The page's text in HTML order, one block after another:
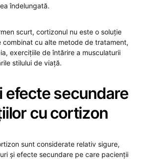
îndelungată.
scurt, cortizonul nu este o soluție
combinat cu alte metode de tratament,
exercițiile de întărire a musculaturii
stilului de viață.
efecte secundare
cu cortizon
sunt considerate relativ sigure,
și efecte secundare pe care pacienții